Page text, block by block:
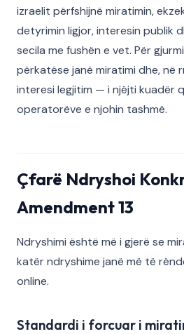
izraelit përfshijnë miratimin,
detyrimin ligjor, interesin publik
secila me fushën e vet. Për
përkatëse janë miratimi dhe, në
interesi legjitim — i njëjti kuadër
operatorëve e njohin tashmë.
Çfarë Ndryshoi
Amendment 13
Ndryshimi është më i gjerë se
katër ndryshime janë më të
online.
Standardi i forcuar i